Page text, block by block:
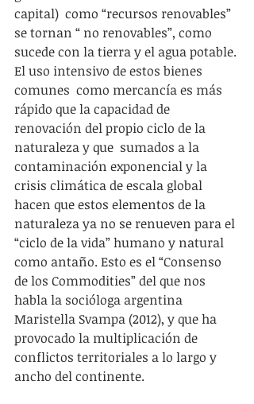
capital)  como “recursos renovables”
se tornan “ no renovables”, como
sucede con la tierra y el agua potable.
El uso intensivo de estos bienes
comunes  como mercancía es más
rápido que la capacidad de
renovación del propio ciclo de la
naturaleza y que  sumados a la
contaminación exponencial y la
crisis climática de escala global
hacen que estos elementos de la
naturaleza ya no se renueven para el
“ciclo de la vida” humano y natural
como antaño. Esto es el “Consenso
de los Commodities” del que nos
habla la socióloga argentina
Maristella Svampa (2012), y que ha
provocado la multiplicación de
conflictos territoriales a lo largo y
ancho del continente.